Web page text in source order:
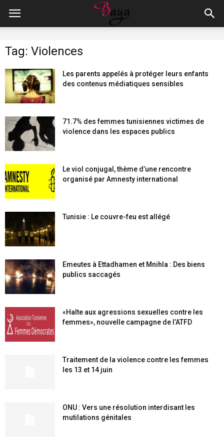
Tag: Violences
Les parents appelés à protéger leurs enfants
des contenus médiatiques sensibles
71.7% des femmes tunisiennes victimes de
violence dans les espaces publics
Le viol conjugal, thème d’une rencontre
organisé par Amnesty international
Tunisie : Le couvre-feu est allégé
Emeutes à Ettadhamen et Mnihla : Des biens
publics saccagés
«Halte aux agressions sexuelles contre les
femmes», nouvelle campagne de l’ATFD
Traitement de la violence contre les femmes
les 13 et 14 juin
ONU : Vers une résolution interdisant les
mutilations génitales